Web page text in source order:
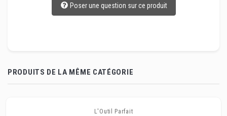
Poser une question sur ce produit
PRODUITS DE LA MÊME CATÉGORIE
L'Outil Parfait